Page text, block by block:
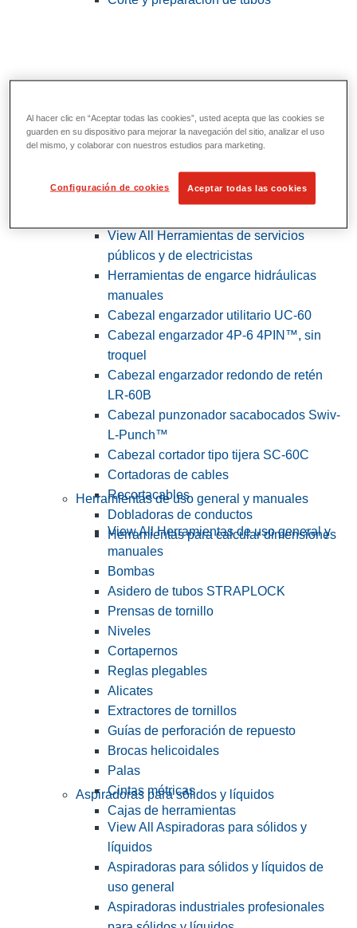
Herramientas de servicios públicos y de
View All Herramientas de servicios
públicos y de electricistas
Herramientas de engarce hidráulicas
manuales
Cabezal engarzador utilitario UC-60
Cabezal engarzador 4P-6 4PIN™, sin
troquel
Cabezal engarzador redondo de retén
LR-60B
Cabezal punzonador sacabocados Swiv-
L-Punch™
Cabezal cortador tipo tijera SC-60C
Cortadoras de cables
Recortacables
Dobladoras de conductos
Herramientas para calcular dimensiones
Herramientas de uso general y manuales
View All Herramientas de uso general y
manuales
Bombas
Asidero de tubos STRAPLOCK
Prensas de tornillo
Niveles
Cortapernos
Reglas plegables
Alicates
Extractores de tornillos
Guías de perforación de repuesto
Brocas helicoidales
Palas
Cintas métricas
Cajas de herramientas
Aspiradoras para sólidos y líquidos
View All Aspiradoras para sólidos y
líquidos
Aspiradoras para sólidos y líquidos de
uso general
Aspiradoras industriales profesionales
Al hacer clic en “Aceptar todas las cookies”, usted acepta que las cookies se
guarden en su dispositivo para mejorar la navegación del sitio, analizar el uso
del mismo, y colaborar con nuestros estudios para marketing.
Configuración de cookies Aceptar todas las cookies